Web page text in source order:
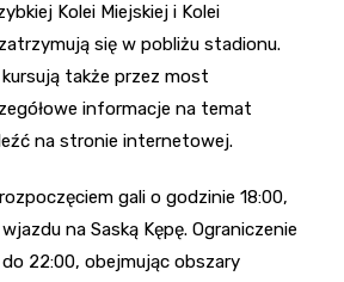
Kolei Miejskiej i Kolei
się w pobliżu stadionu.
także przez most
informacje na temat
na stronie internetowej.
gali o godzinie 18:00,
na Saską Kępę. Ograniczenie
22:00, obejmując obszary